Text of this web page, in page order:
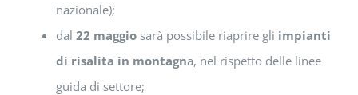
nazionale);
dal 22 maggiosarà possibile riaprire gli impianti
di risalita in montagna, nel rispetto delle linee
guida di settore;